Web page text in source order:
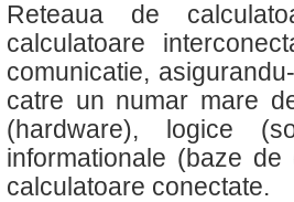
Reteaua de
calculatoare
comunicatie,
catre un numar mare
(hardware), logice
informationale (baze
calculatoare conectate.